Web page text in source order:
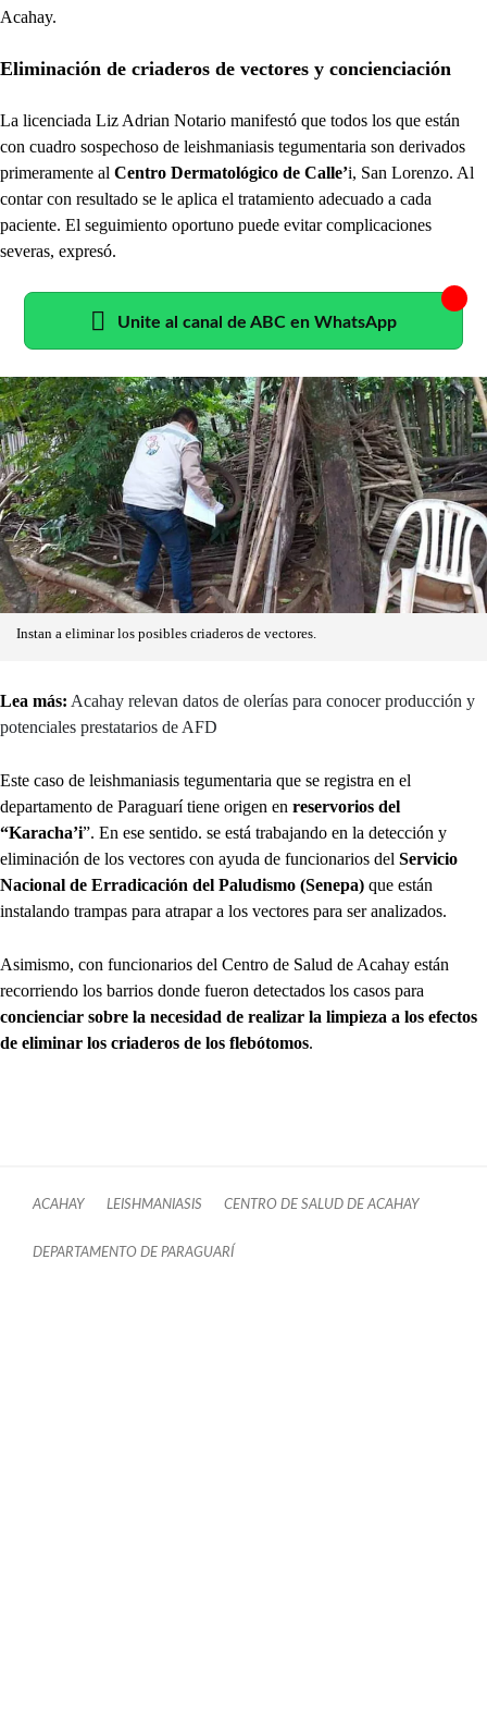
Acahay.
Eliminación de criaderos de vectores y concienciación
La licenciada Liz Adrian Notario manifestó que todos los que están
con cuadro sospechoso de leishmaniasis tegumentaria son derivados
primeramente al Centro Dermatológico de Calle’i, San Lorenzo. Al
contar con resultado se le aplica el tratamiento adecuado a cada
paciente. El seguimiento oportuno puede evitar complicaciones
severas, expresó.
Unite al canal de ABC en WhatsApp
Instan a eliminar los posibles criaderos de vectores.
Lea más: Acahay relevan datos de olerías para conocer producción y
potenciales prestatarios de AFD
Este caso de leishmaniasis tegumentaria que se registra en el
departamento de Paraguarí tiene origen en reservorios del
“Karacha’i”. En ese sentido. se está trabajando en la detección y
eliminación de los vectores con ayuda de funcionarios del Servicio
Nacional de Erradicación del Paludismo (Senepa) que están
instalando trampas para atrapar a los vectores para ser analizados.
Asimismo, con funcionarios del Centro de Salud de Acahay están
recorriendo los barrios donde fueron detectados los casos para
concienciar sobre la necesidad de realizar la limpieza a los efectos
de eliminar los criaderos de los flebótomos.
ACAHAY LEISHMANIASIS CENTRO DE SALUD DE ACAHAY
DEPARTAMENTO DE PARAGUARÍ